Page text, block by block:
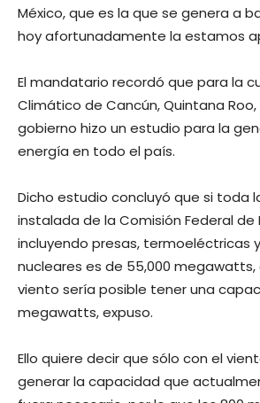
México, que es la que se genera a
hoy afortunadamente la estamos
El mandatario recordó que para la
Climático de Cancún, Quintana Roo,
gobierno hizo un estudio para la
energía en todo el país.
Dicho estudio concluyó que si toda
instalada de la Comisión Federal de
incluyendo presas, termoeléctricas
nucleares es de 55,000
viento sería posible tener una
megawatts, expuso.
Ello quiere decir que sólo con el
generar la capacidad que